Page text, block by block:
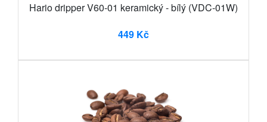
Hario dripper V60-01 keramický - bílý (VDC-01W)
449 Kč